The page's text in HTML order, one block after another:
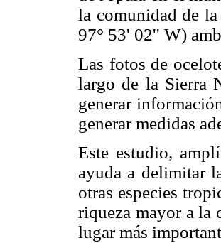
la comunidad de
97° 53' 02'' W)
Las fotos de
largo de la Sierra
generar
generar medidas
Este estudio,
ayuda a delimitar
otras especies
riqueza mayor a la
lugar más